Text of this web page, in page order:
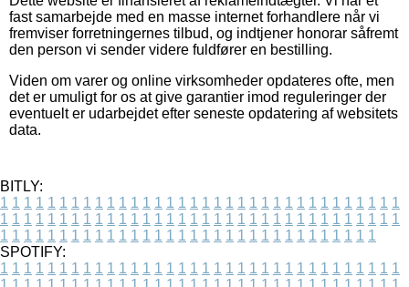
fast samarbejde med en masse internet forhandlere når vi
fremviser forretningernes tilbud, og indtjener honorar såfremt
den person vi sender videre fuldfører en bestilling.
Viden om varer og online virksomheder opdateres ofte, men
det er umuligt for os at give garantier imod reguleringer der
eventuelt er udarbejdet efter seneste opdatering af websitets
data.
BITLY:
1 1 1 1 1 1 1 1 1 1 1 1 1 1 1 1 1 1 1 1 1 1 1 1 1 1 1 1 1 1 1 1 1 1
1 1 1 1 1 1 1 1 1 1 1 1 1 1 1 1 1 1 1 1 1 1 1 1 1 1 1 1 1 1 1 1 1 1
1 1 1 1 1 1 1 1 1 1 1 1 1 1 1 1 1 1 1 1 1 1 1 1 1 1 1 1 1 1 1 1
SPOTIFY:
1 1 1 1 1 1 1 1 1 1 1 1 1 1 1 1 1 1 1 1 1 1 1 1 1 1 1 1 1 1 1 1 1 1